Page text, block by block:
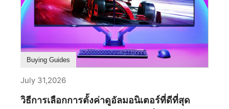
Buying Guides
July 31,2026
วิธีการเลือกการตั้งค่าดูอัลมอนิเตอร์ที่ดีที่สุด